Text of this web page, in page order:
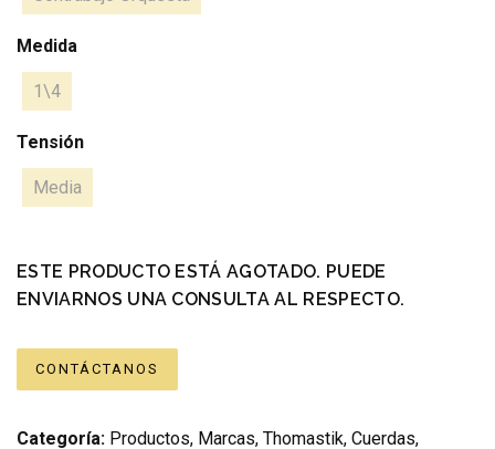
Medida
1\4
Tensión
Media
ESTE PRODUCTO ESTÁ AGOTADO. PUEDE
ENVIARNOS UNA CONSULTA AL RESPECTO.
CONTÁCTANOS
Categoría: Productos, Marcas, Thomastik, Cuerdas,